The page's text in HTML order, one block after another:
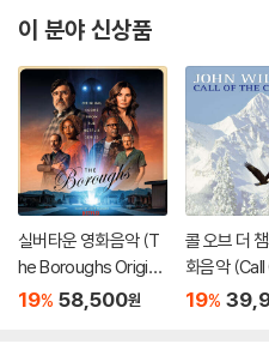
이 분야 신상품
실버타운 영화음악 (T
he Boroughs Origina
l Score From the Ne
19% 58,500원
콜 오브 더
화음악
hampions
19%